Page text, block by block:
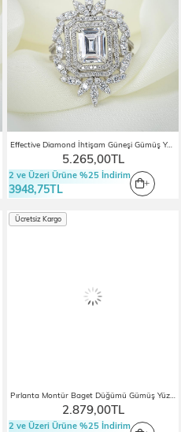
Effective Diamond İhtişam Güneşi Gümüş Yüzük
5.265,00TL
2 ve Üzeri Ürüne %25 İndirim
3948,75TL
Pırlanta Montür Baget Düğümü Gümüş Yüzük
2.879,00TL
Ücretsiz Kargo
2 ve Üzeri Ürüne %25 İndirim